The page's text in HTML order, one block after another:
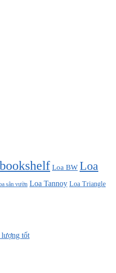
Loa BW Loa
sân vườn Loa Tannoy Loa Triangle
lượng tốt